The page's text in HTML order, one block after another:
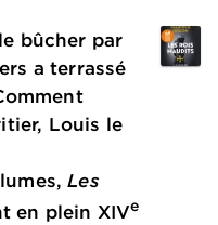
bûcher par
a terrassé
Louis le
Les
en plein XIVe